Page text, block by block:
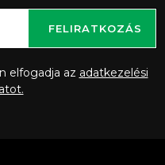
elfogadja az adatkezelési
FELIRATKOZÁS